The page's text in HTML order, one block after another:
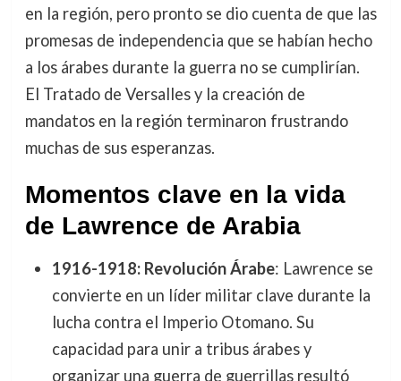
en la región, pero pronto se dio cuenta de que las
promesas de independencia que se habían hecho
a los árabes durante la guerra no se cumplirían.
El Tratado de Versalles y la creación de
mandatos en la región terminaron frustrando
muchas de sus esperanzas.
Momentos clave en la vida
de Lawrence de Arabia
1916-1918: Revolución Árabe: Lawrence se
convierte en un líder militar clave durante la
lucha contra el Imperio Otomano. Su
capacidad para unir a tribus árabes y
organizar una guerra de guerrillas resultó